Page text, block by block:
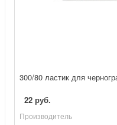
300/80 ластик для
22 руб.
Производитель